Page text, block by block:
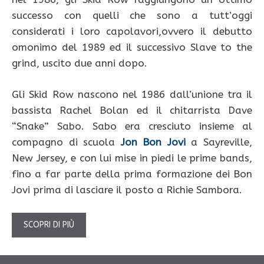
successo con quelli che sono a tutt’oggi
considerati i loro capolavori,ovvero il debutto
omonimo del 1989 ed il successivo Slave to the
grind, uscito due anni dopo.
Gli Skid Row nascono nel 1986 dall’unione tra il
bassista Rachel Bolan ed il chitarrista Dave
“Snake” Sabo. Sabo era cresciuto insieme al
compagno di scuolaJon Bon Jovia Sayreville,
New Jersey, e con lui mise in piedi le prime bands,
fino a far parte della prima formazione dei Bon
Jovi prima di lasciare il posto a Richie Sambora.
SCOPRI DI PIÙ